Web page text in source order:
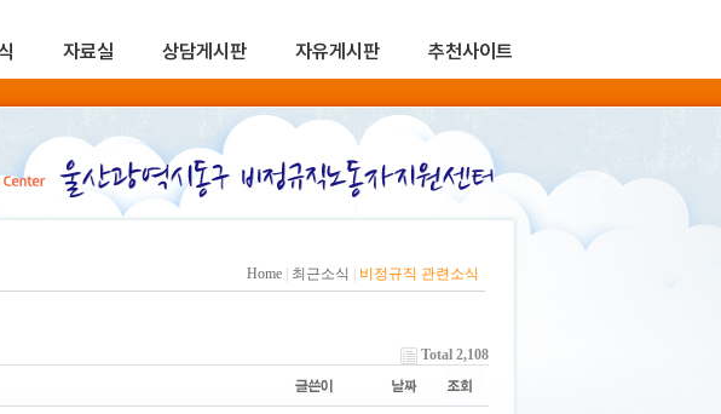
자료실 상담게시판 자유게시판 추천사이트
Home 최근소식 비정규직 관련소식
Total 2,108